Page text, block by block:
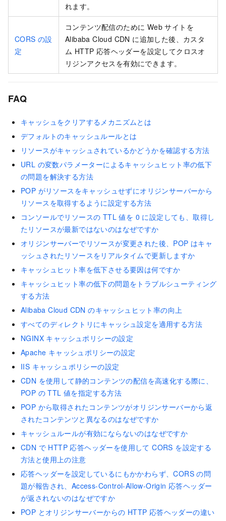
れます。
CORS の設
定
コンテンツ配信のために Web サイトを
Alibaba Cloud CDN に追加した後、カスタ
ム HTTP 応答ヘッダーを設定してクロスオ
リジンアクセスを有効にできます。
FAQ
キャッシュをクリアするメカニズムとは
デフォルトのキャッシュルールとは
リソースがキャッシュされているかどうかを確認する方法
URL の変数パラメーターによるキャッシュヒット率の低下
の問題を解決する方法
POP がリソースをキャッシュせずにオリジンサーバーから
リソースを取得するように設定する方法
コンソールでリソースの TTL 値を 0 に設定しても、取得し
たリソースが最新ではないのはなぜですか
オリジンサーバーでリソースが変更された後、POP はキャ
ッシュされたリソースをリアルタイムで更新しますか
キャッシュヒット率を低下させる要因は何ですか
キャッシュヒット率の低下の問題をトラブルシューティング
する方法
Alibaba Cloud CDN のキャッシュヒット率の向上
すべてのディレクトリにキャッシュ設定を適用する方法
NGINX キャッシュポリシーの設定
Apache キャッシュポリシーの設定
IIS キャッシュポリシーの設定
CDN を使用して静的コンテンツの配信を高速化する際に、
POP の TTL 値を指定する方法
POP から取得されたコンテンツがオリジンサーバーから返
されたコンテンツと異なるのはなぜですか
キャッシュルールが有効にならないのはなぜですか
CDN で HTTP 応答ヘッダーを使用して CORS を設定する
方法と使用上の注意
応答ヘッダーを設定しているにもかかわらず、CORS の問
題が報告され、Access-Control-Allow-Origin 応答ヘッダー
が返されないのはなぜですか
POP とオリジンサーバーからの HTTP 応答ヘッダーの違い